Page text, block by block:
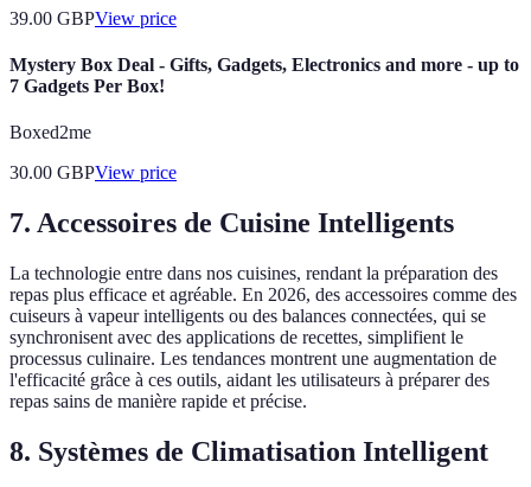
39.00 GBPView price
Mystery Box Deal - Gifts, Gadgets, Electronics and more - up to
7 Gadgets Per Box!
Boxed2me
30.00 GBPView price
7. Accessoires de Cuisine Intelligents
La technologie entre dans nos cuisines, rendant la préparation des
repas plus efficace et agréable. En 2026, des accessoires comme des
cuiseurs à vapeur intelligents ou des balances connectées, qui se
synchronisent avec des applications de recettes, simplifient le
processus culinaire. Les tendances montrent une augmentation de
l'efficacité grâce à ces outils, aidant les utilisateurs à préparer des
repas sains de manière rapide et précise.
8. Systèmes de Climatisation Intelligent